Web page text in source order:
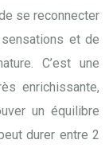
se reconnecter
et de
C’est une
enrichissante,
un équilibre
durer entre 2